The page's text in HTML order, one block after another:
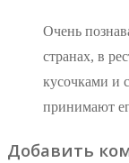
Очень
странах, в
кусочками и
принимают
Добавить